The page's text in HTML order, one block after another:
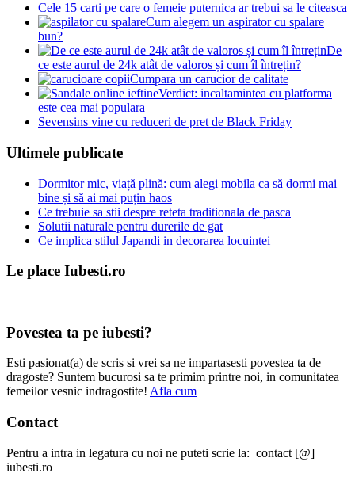
Cele 15 carti pe care o femeie puternica ar trebui sa le citeasca
Cum alegem un aspirator cu spalare
bun?
De
ce este aurul de 24k atât de valoros și cum îl întrețin?
Cumpara un carucior de calitate
Verdict: incaltamintea cu platforma
este cea mai populara
Sevensins vine cu reduceri de pret de Black Friday
Ultimele publicate
Dormitor mic, viață plină: cum alegi mobila ca să dormi mai
bine și să ai mai puțin haos
Ce trebuie sa stii despre reteta traditionala de pasca
Solutii naturale pentru durerile de gat
Ce implica stilul Japandi in decorarea locuintei
Le place Iubesti.ro
Povestea ta pe iubesti?
Esti pasionat(a) de scris si vrei sa ne impartasesti povestea ta de
dragoste? Suntem bucurosi sa te primim printre noi, in comunitatea
femeilor vesnic indragostite! Afla cum
Contact
Pentru a intra in legatura cu noi ne puteti scrie la: contact [@]
iubesti.ro